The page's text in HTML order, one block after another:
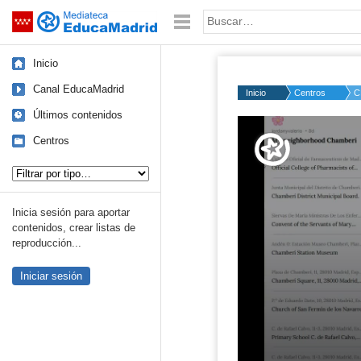
Saltar navegación Palabra o frase:
Inicio
Canal EducaMadrid
Últimos contenidos
Centros
Inicia sesión para aportar
contenidos, crear listas de
reproducción...
Iniciar sesión
Inicio Centros
Volume
50%